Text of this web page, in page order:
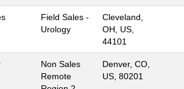
Field Sales -
Urology
Cleveland,
OH, US,
44101
Non Sales
Remote
Denver, CO,
US, 80201